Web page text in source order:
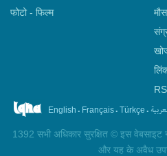
फोटो - फिल्म
English . Français. Türkçe .
1392 सभी अधिकार सुरक्षित © इस
और यह के अवैध